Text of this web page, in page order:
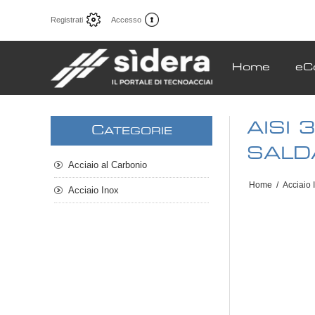
Registrati Accesso
Home
AISI
Home / Acciaio
CATEGORIE
Acciaio al Carbonio
Acciaio Inox